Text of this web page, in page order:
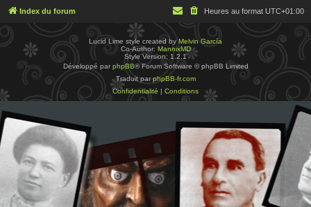
Index du forum Heures au format UTC+01:00
Lucid Lime style created byMelvin García
Co-Author: MannixMD
Style Version: 1.2.1
Développé par phpBB® Forum Software © phpBB Limited
Traduit parphpBB-fr.com
Confidentialité | Conditions